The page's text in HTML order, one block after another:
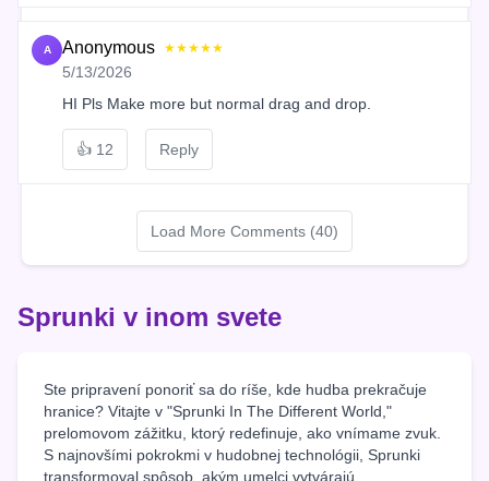
A Anonymous ★★★★★
5/13/2026
HI Pls Make more but normal drag and drop.
👍 12 Reply
Load More Comments (40)
Sprunki v inom svete
Ste pripravení ponoriť sa do ríše, kde hudba prekračuje
hranice? Vitajte v "Sprunki In The Different World,"
prelomovom zážitku, ktorý redefinuje, ako vnímame zvuk.
S najnovšími pokrokmi v hudobnej technológii, Sprunki
transformoval spôsob, akým umelci vytvárajú,